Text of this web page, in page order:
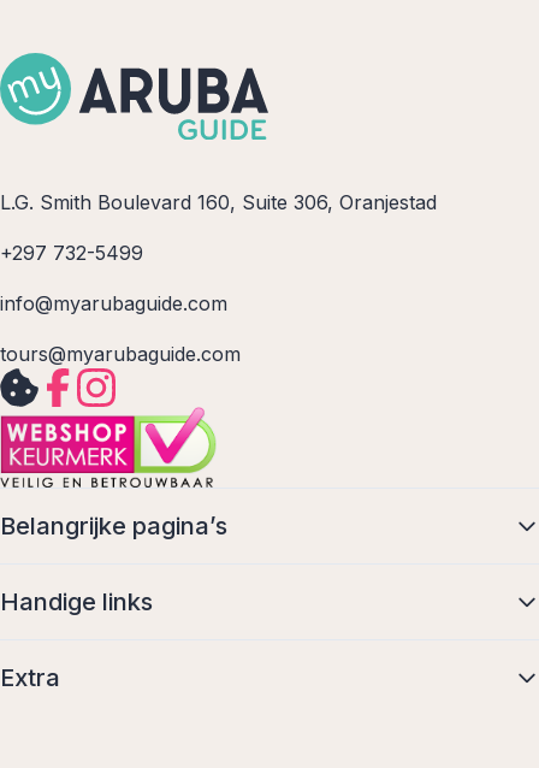
L.G. Smith Boulevard 160, Suite 306, Oranjestad
+297 732-5499
info@myarubaguide.com
tours@myarubaguide.com
Belangrijke pagina’s
Handige links
Extra